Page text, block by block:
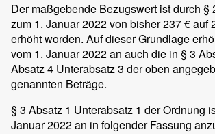
Der maßgebende Bezugswert ist durch §
zum 1. Januar 2022 von bisher 237 € auf
erhöht worden. Auf dieser Grundlage
vom 1. Januar 2022 an auch die in § 3
Absatz 4 Unterabsatz 3 der oben
genannten Beträge.
§ 3 Absatz 1 Unterabsatz 1 der Ordnung
Januar 2022 an in folgender Fassung